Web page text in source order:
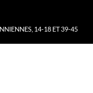
14-18 ET 39-45